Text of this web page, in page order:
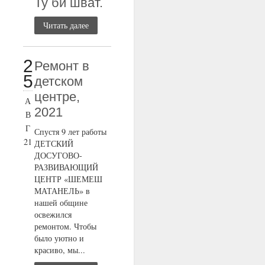
Читать далее
2
5
А
В
Г
21
Ремонт в
детском
центре,
2021
Спустя 9 лет работы
ДЕТСКИЙ
ДОСУГОВО-
РАЗВИВАЮЩИЙ
ЦЕНТР «ШЕМЕШ
МАТАНЕЛЬ» в
нашей общине
освежился
ремонтом. Чтобы
было уютно и
красиво, мы...